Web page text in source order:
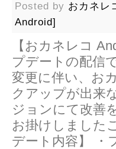
Posted by おカネレ
Android]
【おカネレコ
プデートの配信
変更に伴い、お
クアップが出来
ジョンにて改善
お掛けしました
デート内容】 ・